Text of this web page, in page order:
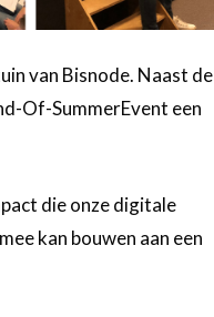
van Bisnode. Naast de
Of-SummerEvent een
die onze digitale
kan bouwen aan een